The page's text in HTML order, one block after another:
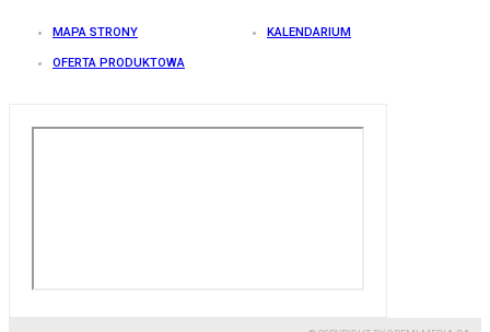
MAPA STRONY KALENDARIUM
OFERTA PRODUKTOWA